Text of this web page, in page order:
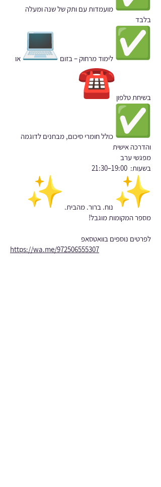
מועמדות עם ותק של שנה ומעלה
בלבד
לימוד מרחוק – בזום או
בשיחת טלפון
כולל חומרי סיכום, מבחנים לדוגמה
והדרכה אישית
מפגשי ערב
בשעות: 19:00–21:30
נוח. ברור. מהבית.
מספר המקומות מוגבל!
לפרטים נוספים בוואטסאפ
https://wa.me/972506555307